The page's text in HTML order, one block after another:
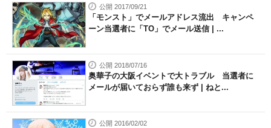
公開 2017/09/21
「モンスト」でメールアドレス流出 キャンペ
ーン当選者に「TO」でメール送信 | ...
公開 2018/07/16
奥華子の大阪イベントで大トラブル 当選者に
メールが届いておらず誰も来ず | ねと...
公開 2016/02/02